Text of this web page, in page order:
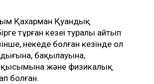
Қахарман Қуандық
тұрған кезеңі туралы айтып
некеде болған кезінде ол
бақылауына,
қысымына және физикалық
болған.